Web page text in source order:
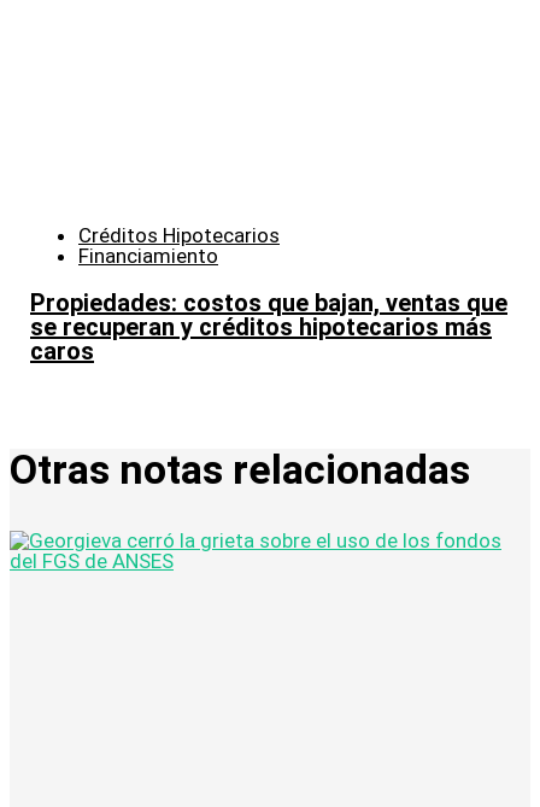
Créditos Hipotecarios
Financiamiento
Propiedades: costos que bajan, ventas que
se recuperan y créditos hipotecarios más
caros
Otras notas relacionadas